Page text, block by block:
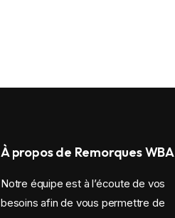
À propos de Remorques WBA
Notre équipe est à l’écoute de vos
besoins afin de vous permettre de